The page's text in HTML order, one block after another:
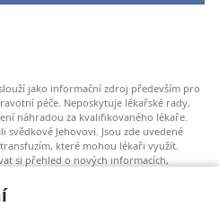
jako informační zdroj především pro
péče. Neposkytuje lékařské rady,
náhradou za kvalifikovaného lékaře.
Jehovovi. Jsou zde uvedené
které mohou lékaři využít.
si přehled o nových informacích,
jejich zdravotnímu stavu a budou
a vyznáním. Uvedené postupy nemusí